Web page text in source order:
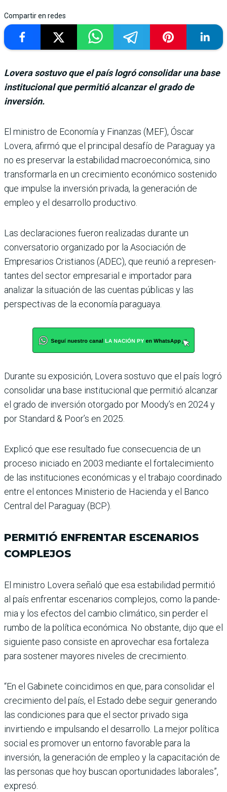
Compartir en redes
Lovera sostuvo que el país logró consolidar una base
institucional que permitió alcanzar el grado de
inversión.
El ministro de Eco­nomía y Finanzas (MEF), Óscar
Lovera, afirmó que el principal desafío de Paraguay ya
no es preser­var la estabilidad macroeco­nómica, sino
transformarla en un crecimiento econó­mico sostenido
que impulse la inversión privada, la gene­ración de
empleo y el desarro­llo productivo.
Las declaraciones fueron rea­lizadas durante un
conversa­torio organizado por la Asocia­ción de
Empresarios Cristianos (ADEC), que reunió a represen­
tantes del sector empresarial e importador para
analizar la situación de las cuentas públi­cas y las
perspectivas de la eco­nomía paraguaya.
Durante su exposición, Lovera sostuvo que el país logró
consolidar una base institucional que permitió alcanzar
el grado de inver­sión otorgado por Moody’s en 2024 y
por Standard & Poor’s en 2025.
Explicó que ese resultado fue consecuencia de un
proceso iniciado en 2003 mediante el fortalecimiento
de las ins­tituciones económicas y el trabajo coordinado
entre el entonces Ministerio de Hacienda y el Banco
Central del Paraguay (BCP).
PERMITIÓ ENFRENTAR ESCENARIOS
COMPLEJOS
El ministro Lovera señaló que esa estabilidad permitió
al país enfrentar escenarios complejos, como la pande­
mia y los efectos del cam­bio climático, sin perder el
rumbo de la política econó­mica. No obstante, dijo que el
siguiente paso consiste en aprovechar esa fortaleza
para sostener mayores nive­les de crecimiento.
“En el Gabinete coincidimos en que, para consolidar el
cre­cimiento del país, el Estado debe seguir generando
las condiciones para que el sec­tor privado siga
invirtiendo e impulsando el desarrollo. La mejor política
social es promo­ver un entorno favorable para la
inversión, la generación de empleo y la capacitación de
las personas que hoy buscan opor­tunidades laborales”,
expresó.